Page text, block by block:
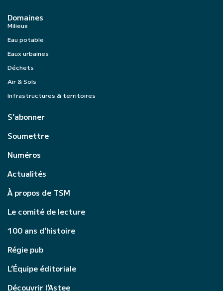
Domaines
Milieux
Eau potable
Eaux urbaines
Déchets
Air & Sols
Infrastructures & territoires
S’abonner
Soumettre
Numéros
Actualités
À propos de TSM
Le comité de lecture
100 ans d’histoire
Régie pub
L’Équipe éditoriale
Découvrir l’Astee